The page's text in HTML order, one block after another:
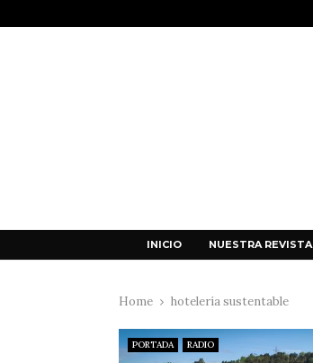
INICIO NUESTRA REVISTA
Home hotelería sustentable
PORTADA RADIO